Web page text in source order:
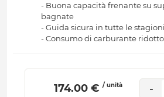
- Buona capacità frenante su
bagnate
- Guida sicura in tutte le stagioni
- Consumo di carburante ridotto
174.00 € / unità -